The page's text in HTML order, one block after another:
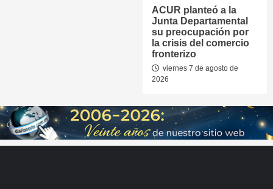
ACUR planteó a la
Junta Departamental
su preocupación por
la crisis del comercio
fronterizo
viernes 7 de agosto de
2026